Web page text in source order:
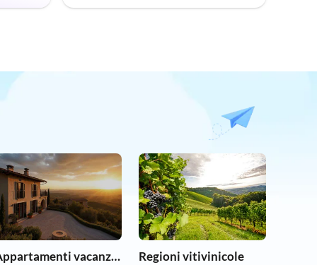
Appartamenti vacanze economici Regioni vitivinicole